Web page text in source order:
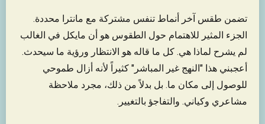
تضمن طقس آخر أنماط تنفس مشتركة مع مانترا محددة.
الجزء المثير للاهتمام حول الطقوس هو أن مايكل في الغالب
لم يشرح لماذا هي. كل ما قاله هو الانتظار ورؤية ما سيحدث.
أعجبني هذا "النهج غير المباشر" كثيراً لأنه أزال طموحي
للوصول إلى مكان ما. بل بدلاً من ذلك، مجرد ملاحظة
مشاعري وكياني. والتفاجؤ بالتغيير.